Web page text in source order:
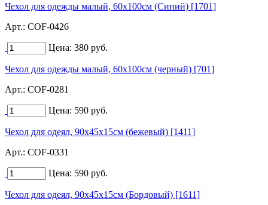
Чехол для одежды малый, 60х100см (Синий) [1701]
Арт.: COF-0426
Цена: 380 руб.
Чехол для одежды малый, 60х100см (черный) [701]
Арт.: COF-0281
Цена: 590 руб.
Чехол для одеял, 90х45х15см (бежевый) [1411]
Арт.: COF-0331
Цена: 590 руб.
Чехол для одеял, 90х45х15см (Бордовый) [1611]